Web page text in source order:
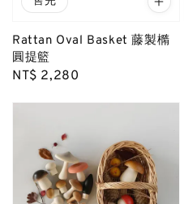
Rattan Oval Basket 藤製橢
圓提籃
Regular
NT$ 2,280